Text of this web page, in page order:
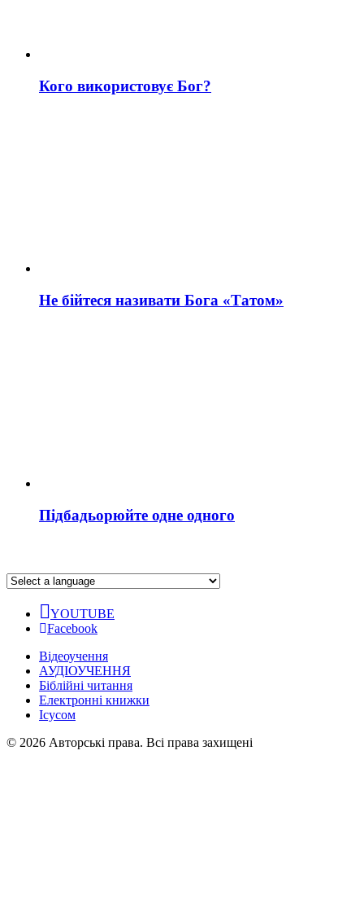
Кого використовує Бог?
Не бійтеся називати Бога «Татом»
Підбадьорюйте одне одного
YOUTUBE
Facebook
Відеоучення
АУДІОУЧЕННЯ
Біблійні читання
Електронні книжки
Ісусом
© 2026 Авторські права. Всі права захищені